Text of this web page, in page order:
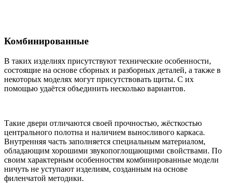
Комбинированные
В таких изделиях присутствуют технические особенности,
состоящие на основе сборных и разборных деталей, а также в
некоторых моделях могут присутствовать щиты. С их
помощью удаётся объединить несколько вариантов.
Такие двери отличаются своей прочностью, жёсткостью
центрального полотна и наличием выносливого каркаса.
Внутренняя часть заполняется специальным материалом,
обладающим хорошими звукопоглощающими свойствами. По
своим характерным особенностям комбинированные модели
ничуть не уступают изделиям, созданным на основе
филенчатой методики.